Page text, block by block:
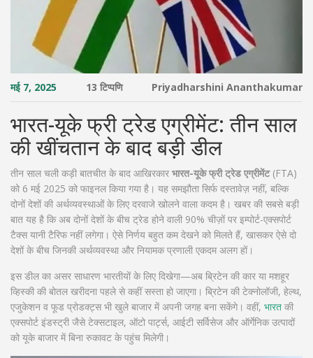
मई 7, 2025 13 टिप्पणि Priyadharshini Ananthakumar
भारत-यूके फ्री ट्रेड एग्रीमेंट: तीन साल
की खींचतान के बाद बड़ी डील
तीन साल चली कड़ी बातचीत के बाद आखिरकार भारत-यूके फ्री ट्रेड एग्रीमेंट(FTA)
को 6 मई 2025 को फाइनल किया गया है। यह समझौता सिर्फ दस्तावेज़ नहीं, बल्कि
दोनों देशों की अर्थव्यवस्थाओं के लिए दरवाजे खोलने वाला कदम है। खबर की सबसे बड़ी
बात यह है कि अब दोनों देशों के बीच ट्रेड होने वाली 90% चीज़ों पर इम्पोर्ट-एक्सपोर्ट
टैक्स यानी टैरिफ नहीं लगेगा। ऐसे निर्णय बहुत कम देखने को मिलते हैं, खासकर ऐसे दो
देशों के बीच जिनकी अर्थव्यवस्था और नियामक प्रणाली एकदम अलग हों।
इस डील का असर साधारण भारतीयों के लिए दिखेगा—अब ब्रिटेन की कार या मशहूर
व्हिस्की की बोतल खरीदना पहले से कहीं सस्ता हो जाएगा। ब्रिटेन की टेक्नोलॉजी, हेल्थ,
एजुकेशन व फूड प्रोडक्ट्स भी खुले बाजार में अपनी जगह बना सकेंगे। वहीं, भारत की
एक्सपोर्ट इंडस्ट्री जैसे टेक्सटाइल, ऑटो पार्ट्स, आईटी सर्विसेज और ऑर्गेनिक उत्पादों
को यूके बाजार में बिना रुकावट के पहुंच मिलेगी।